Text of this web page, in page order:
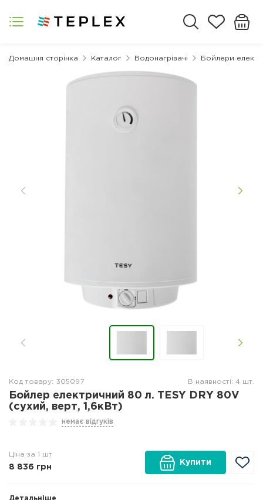
Домашня сторінка Каталог Водонагрівачі Бойлери
Код товару: 305097 В наявності: 4 шт.
Бойлер електричний 80 л. TESY DRY 80V
(сухий, верт, 1,6кВт)
немає відгуків
Ціна за 1 шт
8 836 грн
Купити
Детальніше